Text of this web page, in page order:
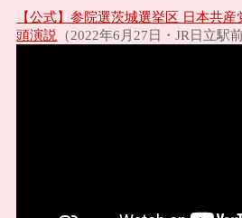
【公式】参院選茨城選挙区 日本共
頭演説
（2022年6月27日・JR日立駅前